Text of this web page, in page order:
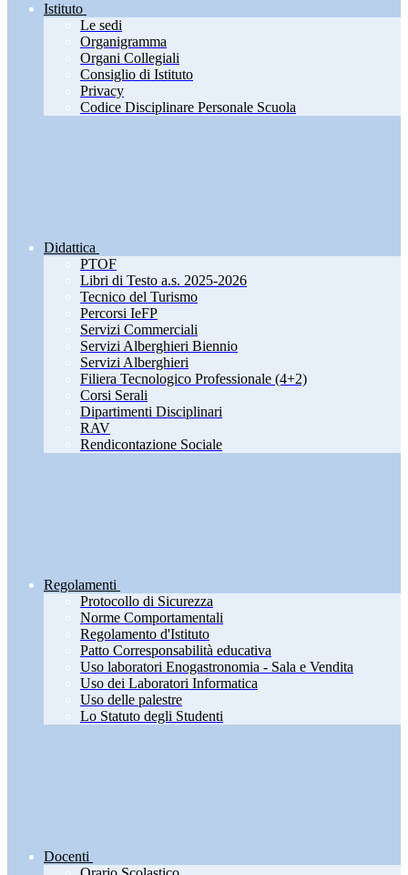
Istituto
Le sedi
Organigramma
Organi Collegiali
Consiglio di Istituto
Privacy
Codice Disciplinare Personale Scuola
Didattica
PTOF
Libri di Testo a.s. 2025-2026
Tecnico del Turismo
Percorsi IeFP
Servizi Commerciali
Servizi Alberghieri Biennio
Servizi Alberghieri
Filiera Tecnologico Professionale (4+2)
Corsi Serali
Dipartimenti Disciplinari
RAV
Rendicontazione Sociale
Regolamenti
Protocollo di Sicurezza
Norme Comportamentali
Regolamento d'Istituto
Patto Corresponsabilità educativa
Uso laboratori Enogastronomia - Sala e Vendita
Uso dei Laboratori Informatica
Uso delle palestre
Lo Statuto degli Studenti
Docenti